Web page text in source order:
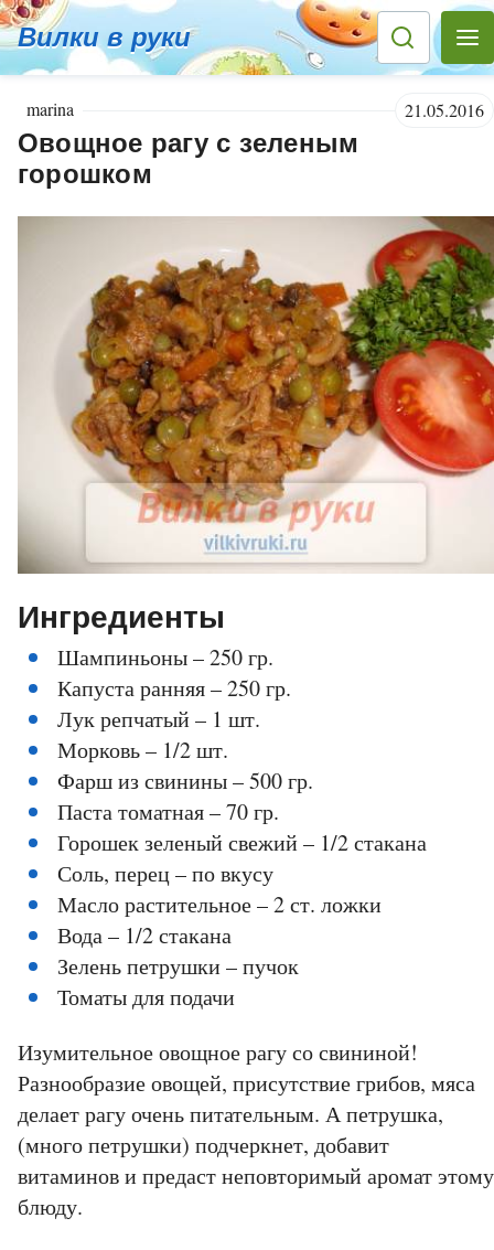
Вилки в руки
marina 21.05.2016
Овощное рагу с зеленым
горошком
Ингредиенты
Шампиньоны – 250 гр.
Капуста ранняя – 250 гр.
Лук репчатый – 1 шт.
Морковь – 1/2 шт.
Фарш из свинины – 500 гр.
Паста томатная – 70 гр.
Горошек зеленый свежий – 1/2 стакана
Соль, перец – по вкусу
Масло растительное – 2 ст. ложки
Вода – 1/2 стакана
Зелень петрушки – пучок
Томаты для подачи
Изумительное овощное рагу со свининой!
Разнообразие овощей, присутствие грибов, мяса
делает рагу очень питательным. А петрушка,
(много петрушки) подчеркнет, добавит
витаминов и предаст неповторимый аромат этому
блюду.